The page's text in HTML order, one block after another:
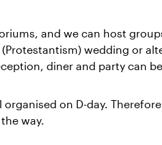
and we can host
wedding or
diner and party can
on D-day.
way.